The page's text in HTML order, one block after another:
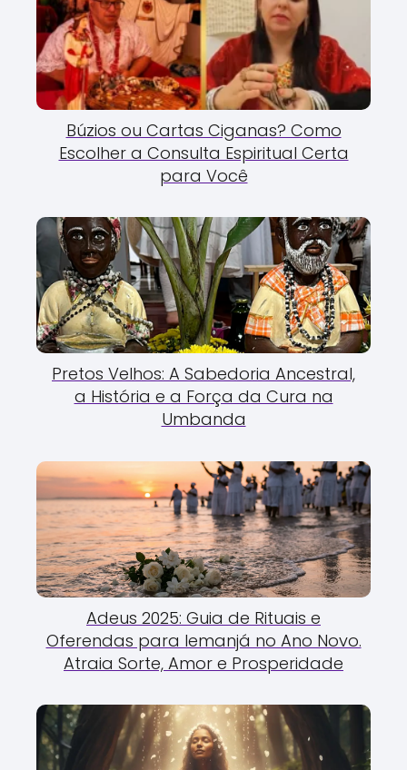
Búzios ou Cartas Ciganas? Como
Escolher a Consulta Espiritual Certa
para Você
Pretos Velhos: A Sabedoria Ancestral,
a História e a Força da Cura na
Umbanda
Adeus 2025: Guia de Rituais e
Oferendas para Iemanjá no Ano Novo.
Atraia Sorte, Amor e Prosperidade